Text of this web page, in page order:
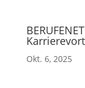
Okt. 6, 2025